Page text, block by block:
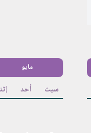
مايو
سبت أحد